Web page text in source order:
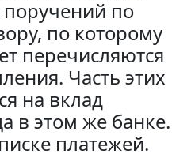
по
по которому
перечисляются
Часть этих
на вклад
в этом же банке.
платежей.